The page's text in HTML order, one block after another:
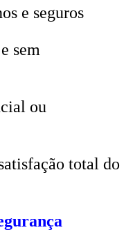
e seguros
sem
ou
total do